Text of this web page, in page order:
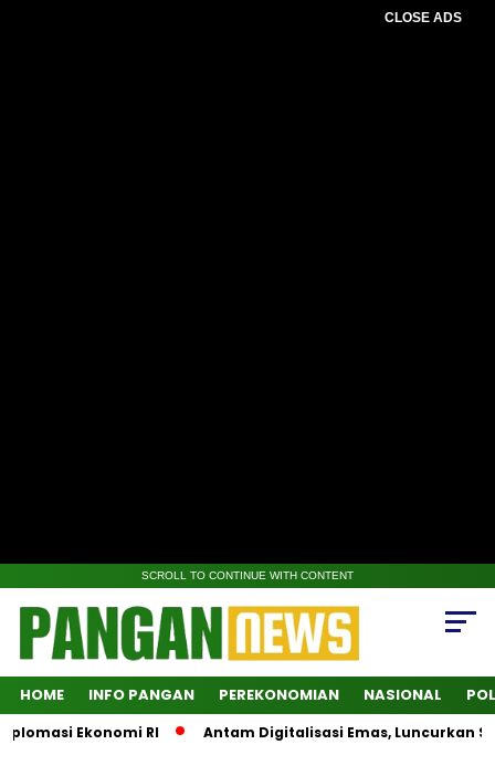
CLOSE ADS
SCROLL TO CONTINUE WITH CONTENT
HOME INFO PANGAN PEREKONOMIAN NASIONAL
Ekonomi RI Antam Digitalisasi Emas, Luncurkan